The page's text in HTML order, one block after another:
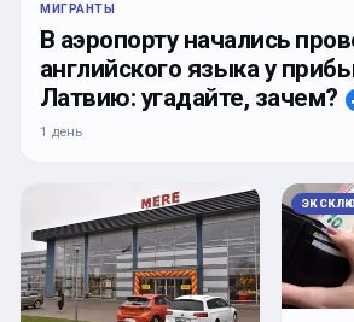
МИГРАНТЫ
В аэропорту начались
английского языка у
Латвию: угадайте, зачем?
1 день